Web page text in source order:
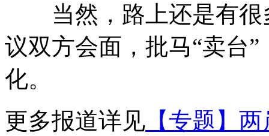
当然，路上还是有很
议双方会面，批马“卖台
化。
更多报道详见 【专题】